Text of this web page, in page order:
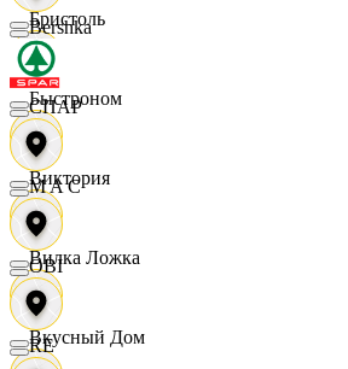
Бристоль
Быстроном
Виктория
Вилка Ложка
Вкусный Дом
Bershka
СПАР
M A C
OBI
RE